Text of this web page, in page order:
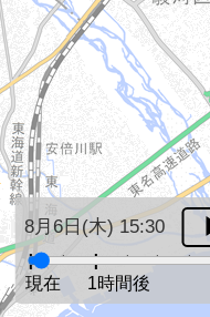
8月6日(木) 15:30
現在 1時間後